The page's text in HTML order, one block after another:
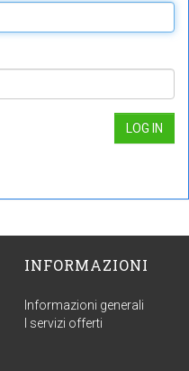
INFORMAZIONI
Informazioni generali
I servizi offerti